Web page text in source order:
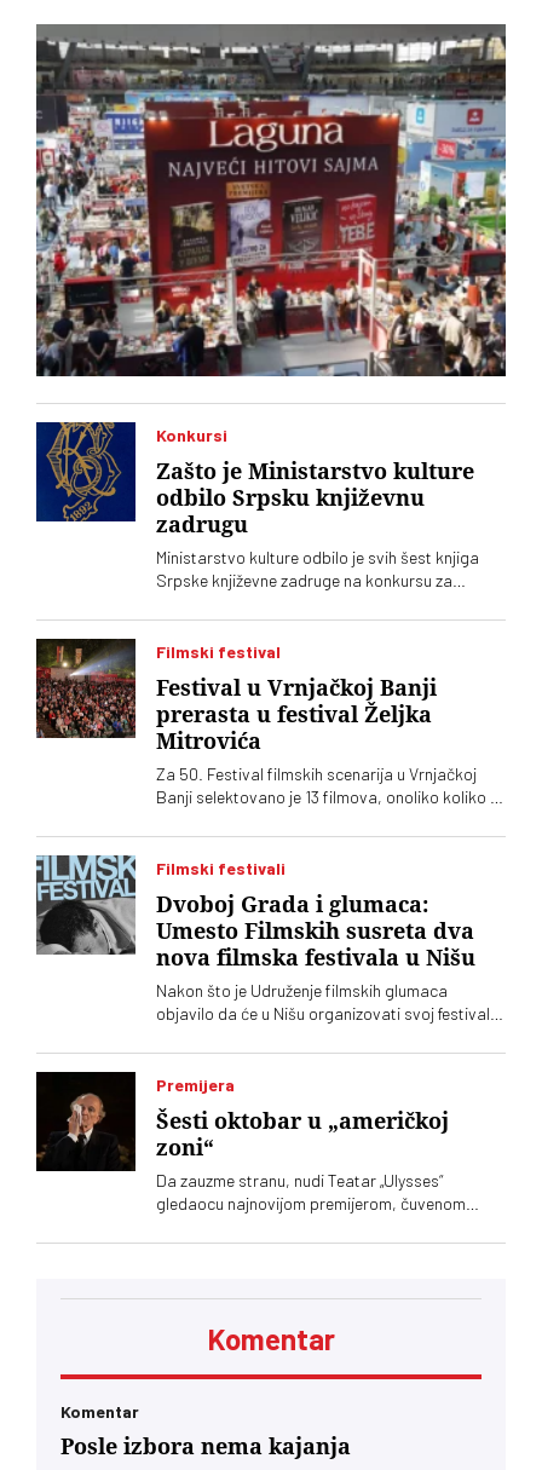
Geopopetika i drugi iz Udruženja profesionalnih izdavača
Konkursi
Zašto je Ministarstvo kulture
odbilo Srpsku književnu
zadrugu
Ministarstvo kulture odbilo je svih šest knjiga
Srpske književne zadruge na konkursu za
Podsetimo da je predsednik SKZ profesor Milo
Lompar
Filmski festival
Festival u Vrnjačkoj Banji
prerasta u festival Željka
Mitrovića
Za 50. Festival filmskih scenarija u Vrnjačkoj
Banji selektovano je 13 filmova, onoliko koliko ih
dominiraju filmovi Željka Mitrovića
Filmski festivali
Dvoboj Grada i glumaca:
Umesto Filmskih susreta dva
nova filmska festivala u Nišu
Nakon što je Udruženje filmskih glumaca
objavilo da će u Nišu organizovati svoj festival,
Izgleda da će oba biti u istom terminu
Premijera
Šesti oktobar u „američkoj
zoni“
Da zauzme stranu, nudi Teatar „Ulysses“
gledaocu najnovijom premijerom, čuvenom
režiji Lenke Udovički. Glume Svetozar Cvetković
Komentar
Komentar
Posle izbora nema kajanja